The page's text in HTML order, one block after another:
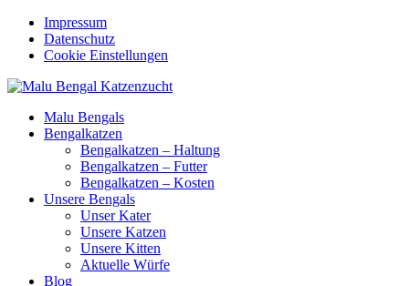
Impressum
Datenschutz
Cookie Einstellungen
Malu Bengals
Bengalkatzen
Bengalkatzen – Haltung
Bengalkatzen – Futter
Bengalkatzen – Kosten
Unsere Bengals
Unser Kater
Unsere Katzen
Unsere Kitten
Aktuelle Würfe
Blog